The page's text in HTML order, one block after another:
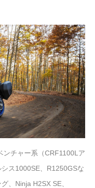
ンチャー系（CRF1100Lア
ス1000SE、R1250GSな
、Ninja H2SX SE、